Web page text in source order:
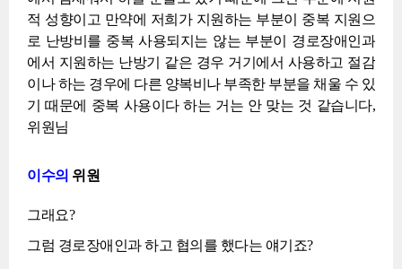
적 성향이고 만약에 저희가 지원하는 부분이 중복 지원으
로 난방비를 중복 사용되지는 않는 부분이 경로장애인과
에서 지원하는 난방기 같은 경우 거기에서 사용하고 절감
이나 하는 경우에 다른 양복비나 부족한 부분을 채울 수 있
기 때문에 중복 사용이다 하는 거는 안 맞는 것 같습니다,
위원님
이수의 위원
그래요?
그럼 경로장애인과 하고 협의를 했다는 얘기죠?